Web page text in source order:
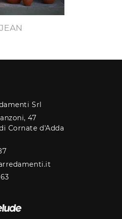
Srl
47
Cornate d'Adda